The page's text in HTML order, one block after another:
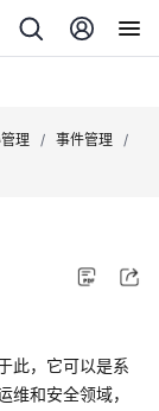
理 / 事件管理 /
此，它可以是系
和安全领域，